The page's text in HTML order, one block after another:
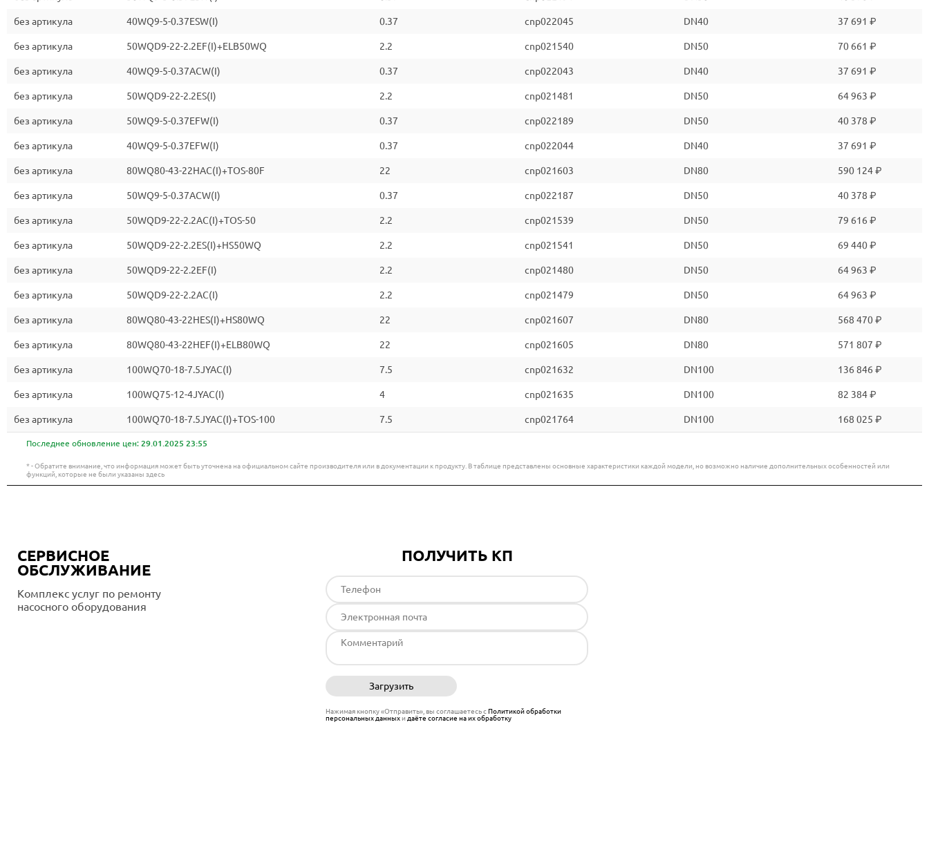
без артикула 40WQ9-5-0.37ESW(I) 0.37 cnp022045 DN40 37 691 ₽
без артикула 50WQD9-22-2.2EF(I)+ELB50WQ 2.2 cnp021540 DN50 70 661 ₽
без артикула 40WQ9-5-0.37ACW(I) 0.37 cnp022043 DN40 37 691 ₽
без артикула 50WQD9-22-2.2ES(I) 2.2 cnp021481 DN50 64 963 ₽
без артикула 50WQ9-5-0.37EFW(I) 0.37 cnp022189 DN50 40 378 ₽
без артикула 40WQ9-5-0.37EFW(I) 0.37 cnp022044 DN40 37 691 ₽
без артикула 80WQ80-43-22HAC(I)+TOS-80F 22 cnp021603 DN80 590 124 ₽
без артикула 50WQ9-5-0.37ACW(I) 0.37 cnp022187 DN50 40 378 ₽
без артикула 50WQD9-22-2.2AC(I)+TOS-50 2.2 cnp021539 DN50 79 616 ₽
без артикула 50WQD9-22-2.2ES(I)+HS50WQ 2.2 cnp021541 DN50 69 440 ₽
без артикула 50WQD9-22-2.2EF(I) 2.2 cnp021480 DN50 64 963 ₽
без артикула 50WQD9-22-2.2AC(I) 2.2 cnp021479 DN50 64 963 ₽
без артикула 80WQ80-43-22HES(I)+HS80WQ 22 cnp021607 DN80 568 470 ₽
без артикула 80WQ80-43-22HEF(I)+ELB80WQ 22 cnp021605 DN80 571 807 ₽
без артикула 100WQ70-18-7.5JYAC(I) 7.5 cnp021632 DN100 136 846 ₽
без артикула 100WQ75-12-4JYAC(I) 4 cnp021635 DN100 82 384 ₽
без артикула 100WQ70-18-7.5JYAC(I)+TOS-100 7.5 cnp021764 DN100 168 025 ₽
Последнее обновление цен: 29.01.2025 23:55
* - Обратите внимание, что информация может быть уточнена на официальном сайте производителя или в документации к продукту. В таблице представлены основные характеристики каждой модели, но возможно наличие дополнительных особенностей или
функций, которые не были указаны здесь
СЕРВИСНОЕ
ОБСЛУЖИВАНИЕ
Комплекс услуг по ремонту
насосного оборудования
ПОЛУЧИТЬ КП
Загрузить
Нажимая кнопку «Отправить», вы соглашаетесь сПолитикой обработки
персональных данныхи даёте согласие на их обработку